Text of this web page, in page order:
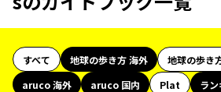
すべて 地球の歩き方 海外
地球の歩き
aruco 海外
aruco 国内 Plat
ラ